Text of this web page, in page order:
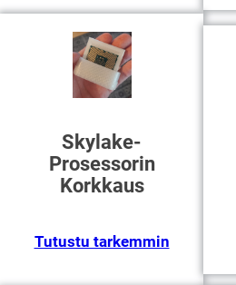
Skylake-
Prosessorin
Korkkaus
Tutustu tarkemmin